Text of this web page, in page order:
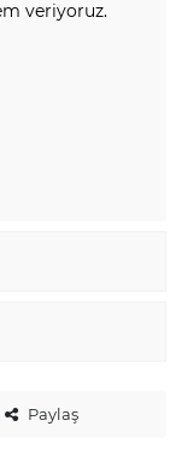
Paylaş
veriyoruz.